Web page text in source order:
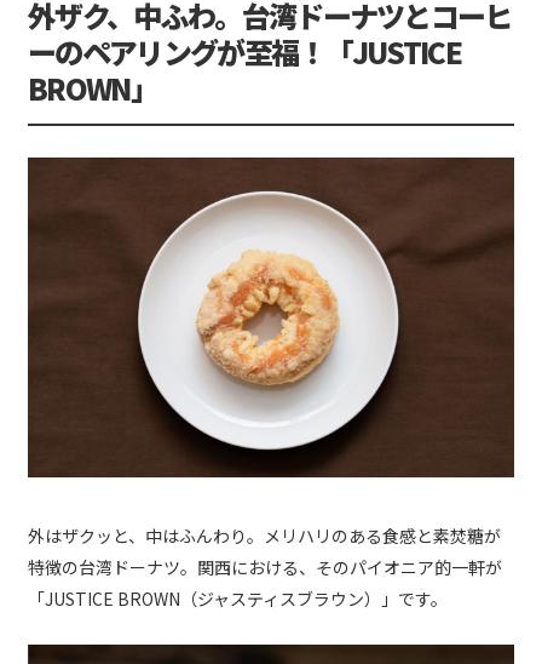
外ザク、中ふわ。台湾ドーナツとコーヒ
ーのペアリングが至福！「JUSTICE
BROWN」
外はザクッと、中はふんわり。メリハリのある食感と素焚糖が
特徴の台湾ドーナツ。関西における、そのパイオニア的一軒が
「JUSTICE BROWN（ジャスティスブラウン）」です。